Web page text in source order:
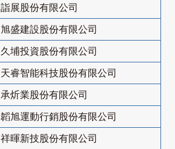
詣展股份有限公司
旭盛建設股份有限公司
久埔投資股份有限公司
天睿智能科技股份有限公司
承炘業股份有限公司
韜旭運動行銷股份有限公司
祥暉新技股份有限公司